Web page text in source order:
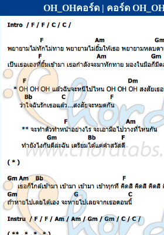
OH_OHคอร์ด | คอร์ด